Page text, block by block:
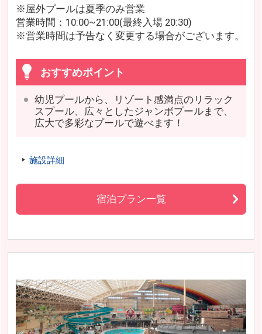
※屋外プールは夏季のみ営業
営業時間：10:00~21:00(最終入場 20:30)
※営業時間は予告なく変更する場合がございます。
おすすめポイント
幼児プールから、リゾート感満点のリラック
スプール、広々としたジャンボプールまで、
広大で多彩なプールで遊べます！
施設詳細
宿泊プラン一覧